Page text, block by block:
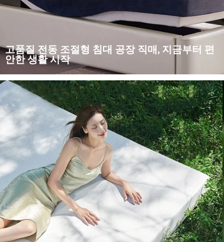
고품질 전동 조절형 침대 공장 직매, 지금부터 편
안한 생활 시작
우리 공장의 도매 플랫폼에 오신 것을 환영합니다. 우리는 고품질
전동 조절식 침대의 생산에 전념하여 최고의 편안한 수면 경험을
선사합니다. 우리의 전동 조절식 침대는 최신 전동 드라이브 기술
을 사용하여...